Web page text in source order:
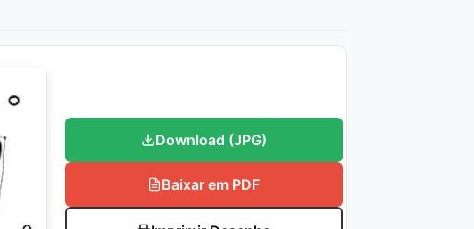
Download (JPG)
Baixar em PDF